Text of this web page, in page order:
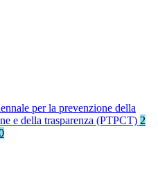
per la prevenzione della
e della trasparenza (PTPCT) 2